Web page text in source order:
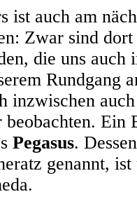
ist auch am
Zwar sind
die uns auch
Rundgang
inzwischen
beobachten. Ein
Pegasus.
genannt,